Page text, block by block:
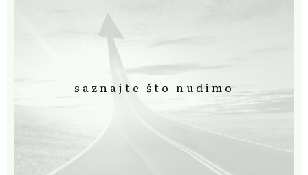
saznajte što nudimo